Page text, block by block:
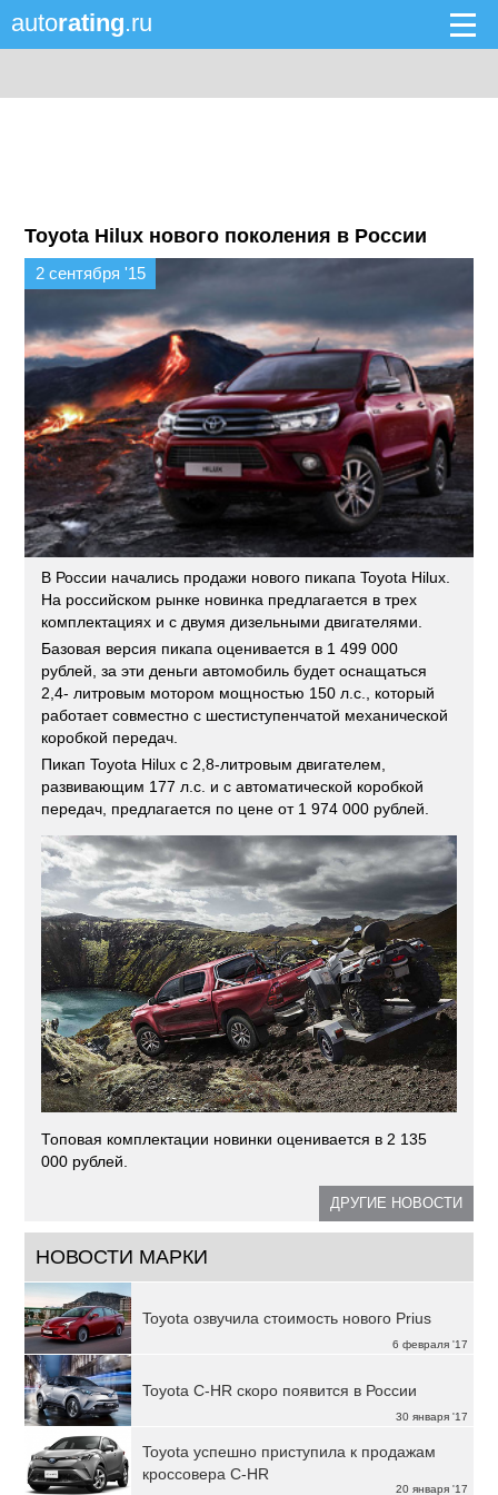
autorating.ru
Toyota Hilux нового поколения в России
2 сентября '15
В России начались продажи нового пикапа Toyota Hilux.
На российском рынке новинка предлагается в трех
комплектациях и с двумя дизельными двигателями.
Базовая версия пикапа оценивается в 1 499 000
рублей, за эти деньги автомобиль будет оснащаться
2,4- литровым мотором мощностью 150 л.с., который
работает совместно с шестиступенчатой механической
коробкой передач.
Пикап Toyota Hilux с 2,8-литровым двигателем,
развивающим 177 л.с. и с автоматической коробкой
передач, предлагается по цене от 1 974 000 рублей.
Топовая комплектации новинки оценивается в 2 135
000 рублей.
ДРУГИЕ НОВОСТИ
НОВОСТИ МАРКИ
6 февраля '17
Toyota озвучила стоимость нового Prius
30 января '17
Toyota C-HR скоро появится в России
20 января '17
Toyota успешно приступила к продажам
кроссовера C-HR